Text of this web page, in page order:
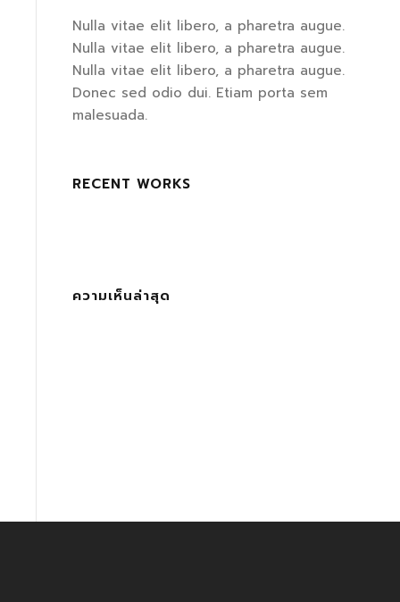
Nulla vitae elit libero, a pharetra augue.
Nulla vitae elit libero, a pharetra augue.
Nulla vitae elit libero, a pharetra augue.
Donec sed odio dui. Etiam porta sem
malesuada.
RECENT WORKS
ความเห็นล่าสุด